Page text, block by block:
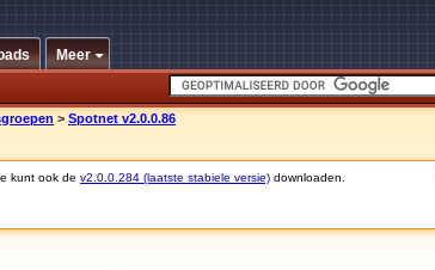
Meer
> Spotnet v2.0.0.86
kunt ook de v2.0.0.284 (laatste stabiele versie) downloaden.